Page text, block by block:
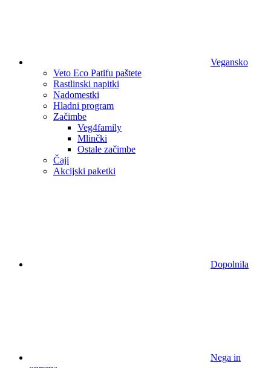
Vegansko
Veto Eco Patifu paštete
Rastlinski napitki
Nadomestki
Hladni program
Začimbe
Veg4family
Mlinčki
Ostale začimbe
Čaji
Akcijski paketki
Dopolnila
Nega in